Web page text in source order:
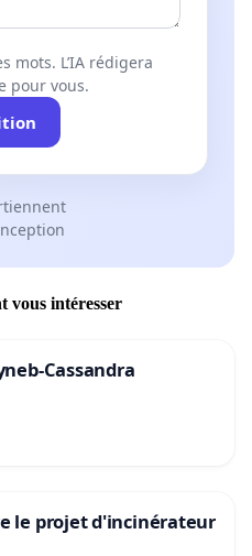
mots. L’IA rédigera
pour vous.
vous intéresser
Cassandra
le projet d'incinérateur